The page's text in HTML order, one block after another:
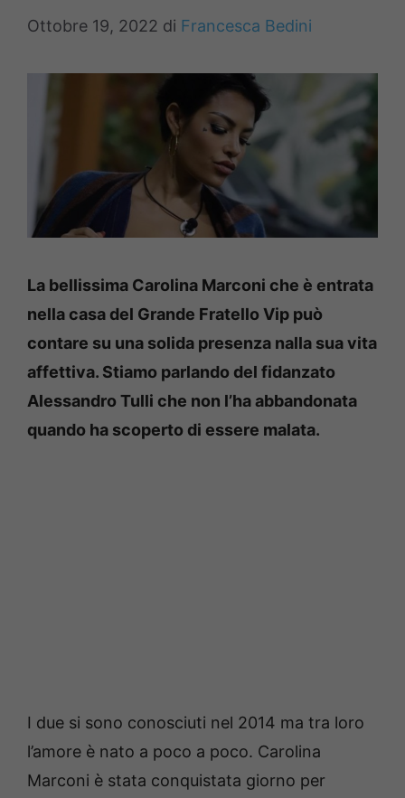
Ottobre 19, 2022 di Francesca Bedini
La bellissima Carolina Marconi che è entrata
nella casa del Grande Fratello Vip può
contare su una solida presenza nalla sua vita
affettiva. Stiamo parlando del fidanzato
Alessandro Tulli che non l’ha abbandonata
quando ha scoperto di essere malata.
I due si sono conosciuti nel 2014 ma tra loro
l’amore è nato a poco a poco. Carolina
Marconi è stata conquistata giorno per